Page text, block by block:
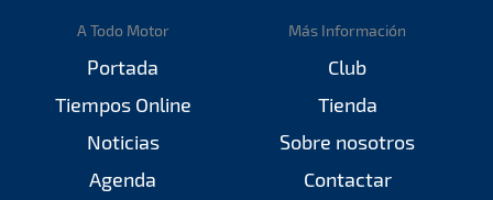
A Todo Motor
Portada
Tiempos Online
Noticias
Agenda
Más Información
Club
Tienda
Sobre nosotros
Contactar